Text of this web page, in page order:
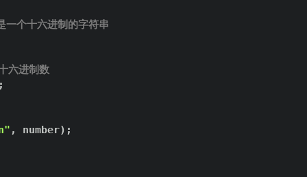
个十六进制的字符串
进制数
, number) ;